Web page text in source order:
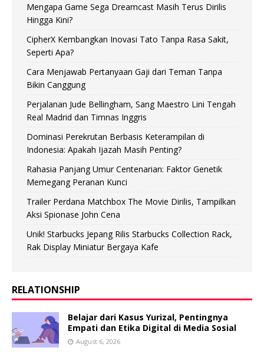
Mengapa Game Sega Dreamcast Masih Terus Dirilis
Hingga Kini?
CipherX Kembangkan Inovasi Tato Tanpa Rasa Sakit,
Seperti Apa?
Cara Menjawab Pertanyaan Gaji dari Teman Tanpa
Bikin Canggung
Perjalanan Jude Bellingham, Sang Maestro Lini Tengah
Real Madrid dan Timnas Inggris
Dominasi Perekrutan Berbasis Keterampilan di
Indonesia: Apakah Ijazah Masih Penting?
Rahasia Panjang Umur Centenarian: Faktor Genetik
Memegang Peranan Kunci
Trailer Perdana Matchbox The Movie Dirilis, Tampilkan
Aksi Spionase John Cena
Unik! Starbucks Jepang Rilis Starbucks Collection Rack,
Rak Display Miniatur Bergaya Kafe
RELATIONSHIP
Belajar dari Kasus Yurizal, Pentingnya
Empati dan Etika Digital di Media Sosial
August 6, 2026